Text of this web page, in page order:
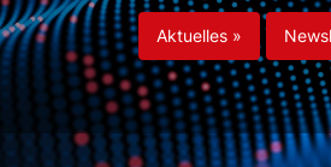
Aktuelles »